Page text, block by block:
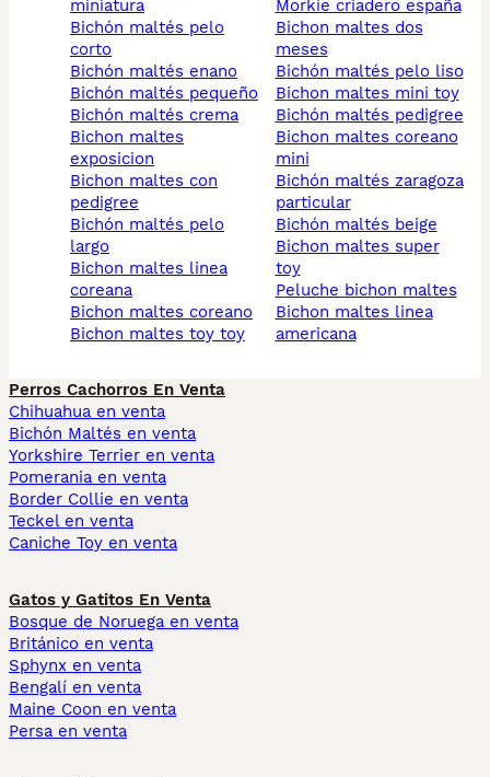
miniatura
bichón maltés pelo
corto
bichón maltés enano
bichón maltés pequeño
bichón maltés crema
bichon maltes
exposicion
bichon maltes con
pedigree
bichón maltés pelo
largo
bichon maltes linea
coreana
bichon maltes coreano
bichon maltes toy toy
morkie criadero españa
bichon maltes dos
meses
bichón maltés pelo liso
bichon maltes mini toy
bichón maltés pedigree
bichon maltes coreano
mini
bichón maltés zaragoza
particular
bichón maltés beige
bichon maltes super
toy
peluche bichon maltes
bichon maltes linea
americana
Perros Cachorros En Venta
Chihuahua en venta
Bichón Maltés en venta
Yorkshire Terrier en venta
Pomerania en venta
Border Collie en venta
Teckel en venta
Caniche Toy en venta
Gatos y Gatitos En Venta
Bosque de Noruega en venta
Británico en venta
Sphynx en venta
Bengalí en venta
Maine Coon en venta
Persa en venta